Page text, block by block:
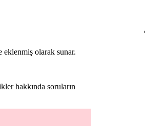
eklenmiş olarak sunar.
hakkında soruların